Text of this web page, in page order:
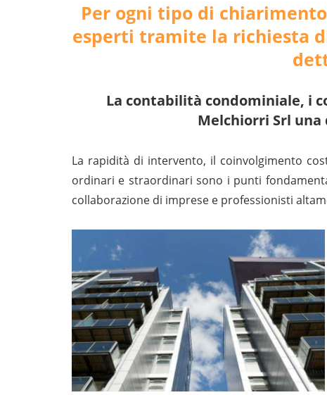
Per ogni tipo di
esperti tramite la richiesta
La contabilità condominiale, i
Melchiorri Srl
La rapidità di intervento, il coinvolgimento
ordinari e straordinari sono i punti
collaborazione di imprese e professionisti